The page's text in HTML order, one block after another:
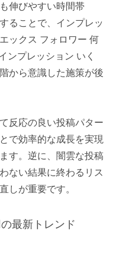
伸びやすい時間帯
ることで、インプレッ
ックス フォロワー 何
ンプレッション いく
から意識した施策が後
反応の良い投稿パター
で効率的な成長を実現
す。逆に、闇雲な投稿
ない結果に終わるリス
しが重要です。
最新トレンド